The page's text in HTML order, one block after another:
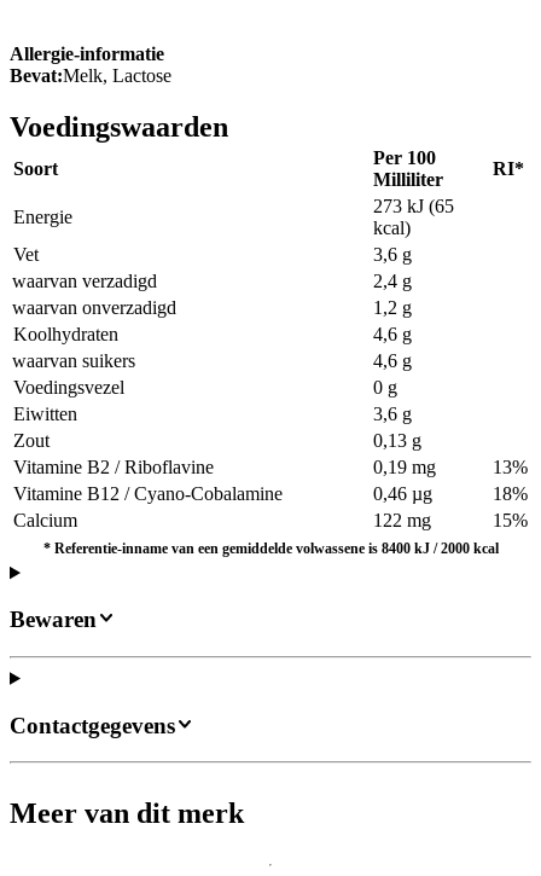
Allergie-informatie
Bevat:Melk, Lactose
Voedingswaarden
Soort
Per 100
Milliliter
RI*
Energie
273 kJ (65
kcal)
Vet
3,6 g
waarvan verzadigd
2,4 g
waarvan onverzadigd
1,2 g
Koolhydraten
4,6 g
waarvan suikers
4,6 g
Voedingsvezel
0 g
Eiwitten
3,6 g
Zout
0,13 g
Vitamine B2 / Riboflavine
0,19 mg
13%
Vitamine B12 / Cyano-Cobalamine
0,46 µg
18%
Calcium
122 mg 15%
* Referentie-inname van een gemiddelde volwassene is 8400 kJ / 2000 kcal
Bewaren
Contactgegevens
Meer van dit merk